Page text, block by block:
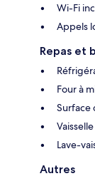
Wi-Fi
Appels
Repas et
Four à
Surface
Lave-
Autres